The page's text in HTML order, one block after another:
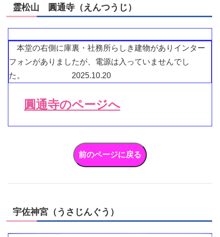
霊松山 圓通寺（えんつうじ）
本堂の右側に庫裏・社務所らしき建物がありインター
フォンがありましたが、電源は入っていませんでし
た。 2025.10.20
圓通寺のページへ
宇佐神宮（うさじんぐう）